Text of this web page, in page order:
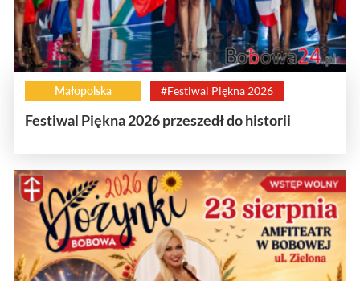
Małopolska #Festiwal Piękna 2026
Festiwal Piękna 2026 przeszedł do historii